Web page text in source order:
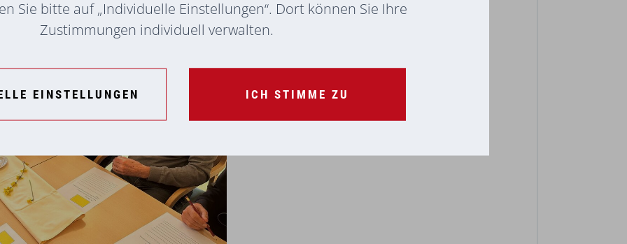
Sie bitte auf „Individuelle Einstellungen“. Dort können Sie Ihre
Zustimmungen individuell verwalten.
EINSTELLUNGEN ICH STIMME ZU